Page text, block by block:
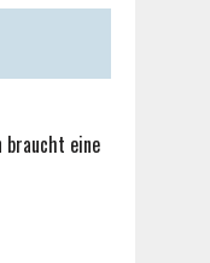
braucht eine